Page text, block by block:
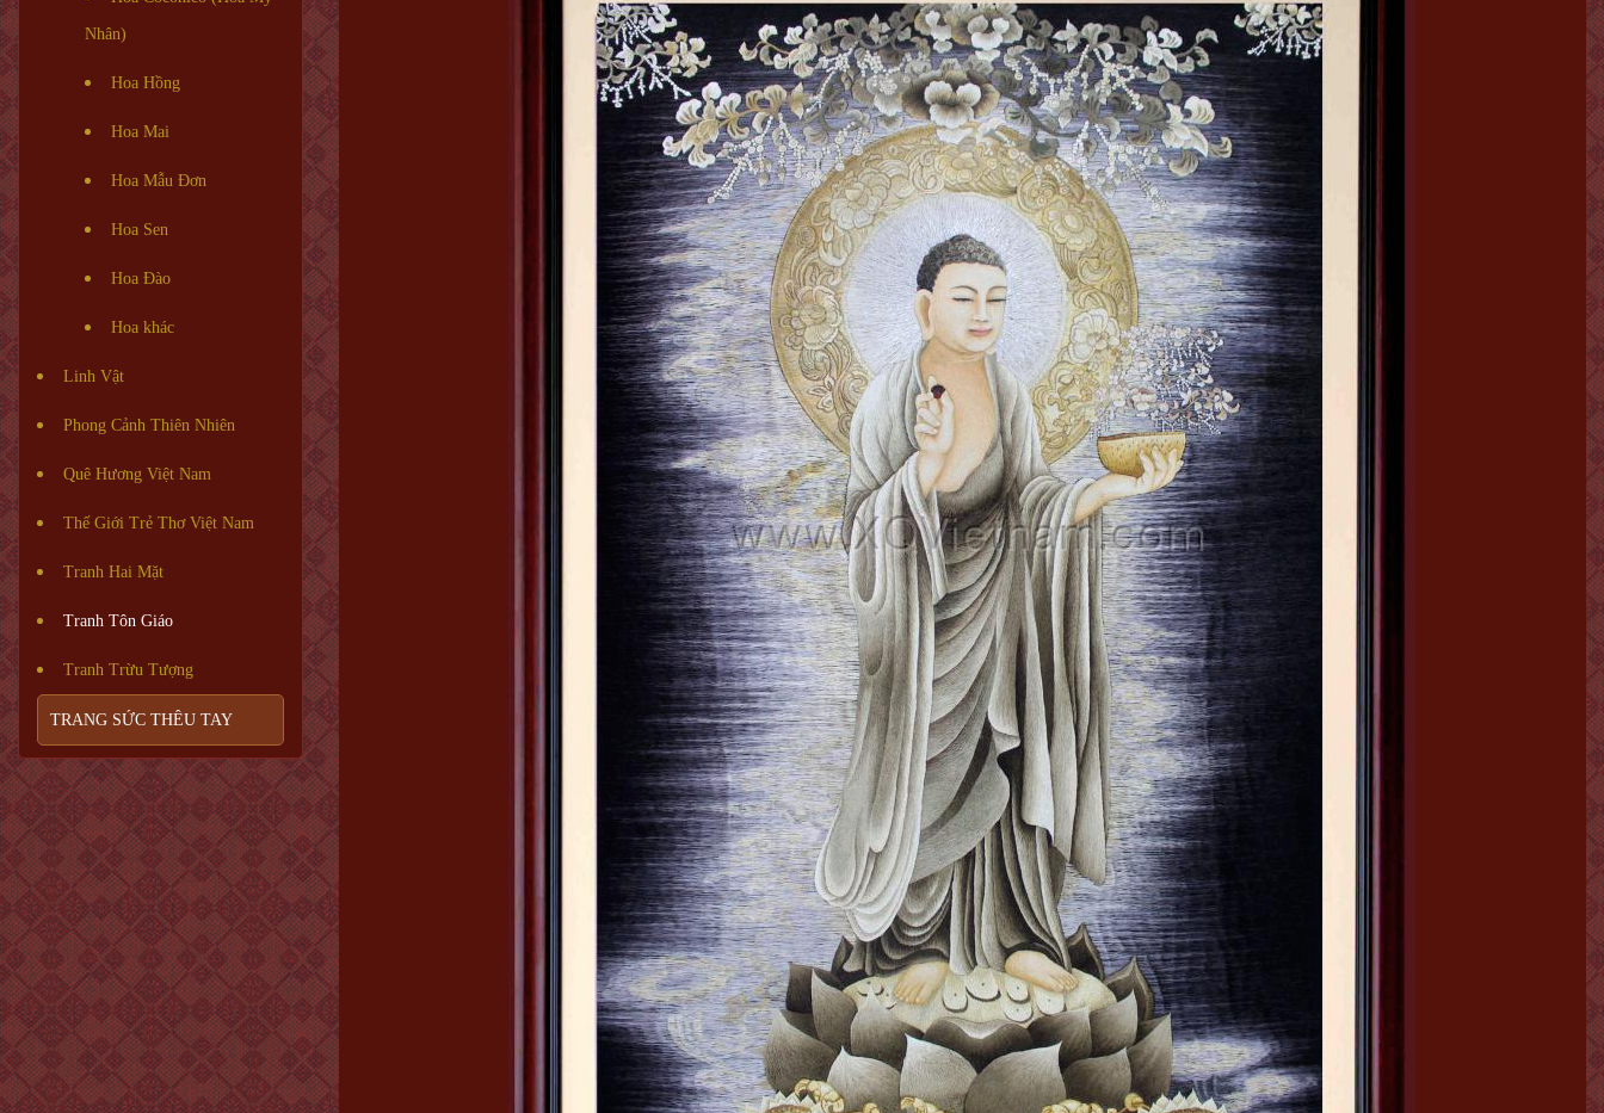
Nhân)
Hoa Hồng
Hoa Mai
Hoa Mẫu Đơn
Hoa Sen
Hoa Đào
Hoa khác
Linh Vật
Phong Cảnh Thiên Nhiên
Quê Hương Việt Nam
Thế Giới Trẻ Thơ Việt Nam
Tranh Hai Mặt
Tranh Tôn Giáo
Tranh Trừu Tượng
TRANG SỨC THÊU TAY